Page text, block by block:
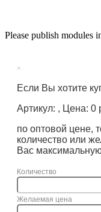
Please publish modules
×
Если Вы хотите
Артикул: , Цена: 0
по оптовой цене,
количество или
Вас максимальную
Количество
Желаемая цена